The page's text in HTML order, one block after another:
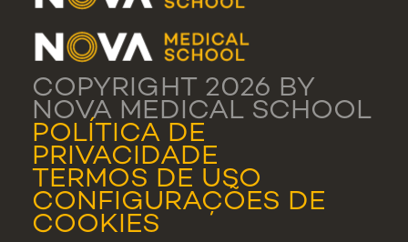
COPYRIGHT 2026 BY
NOVA MEDICAL SCHOOL
POLÍTICA DE
PRIVACIDADE
TERMOS DE USO
CONFIGURAÇÕES DE
COOKIES